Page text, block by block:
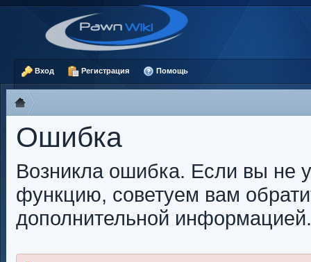
Вход Регистрация Помощь
Ошибка
Возникла ошибка. Если вы не
функцию, советуем вам
дополнительной информацией.